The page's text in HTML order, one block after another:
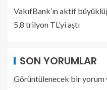
VakıfBank’ın aktif
5,8 trilyon TL’yi aştı
SON YORUMLAR
Görüntülenecek bir yorum